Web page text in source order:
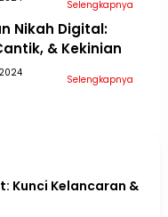
Selengkapnya
Nikah Digital:
& Kekinian
Selengkapnya
Kunci Kelancaran &